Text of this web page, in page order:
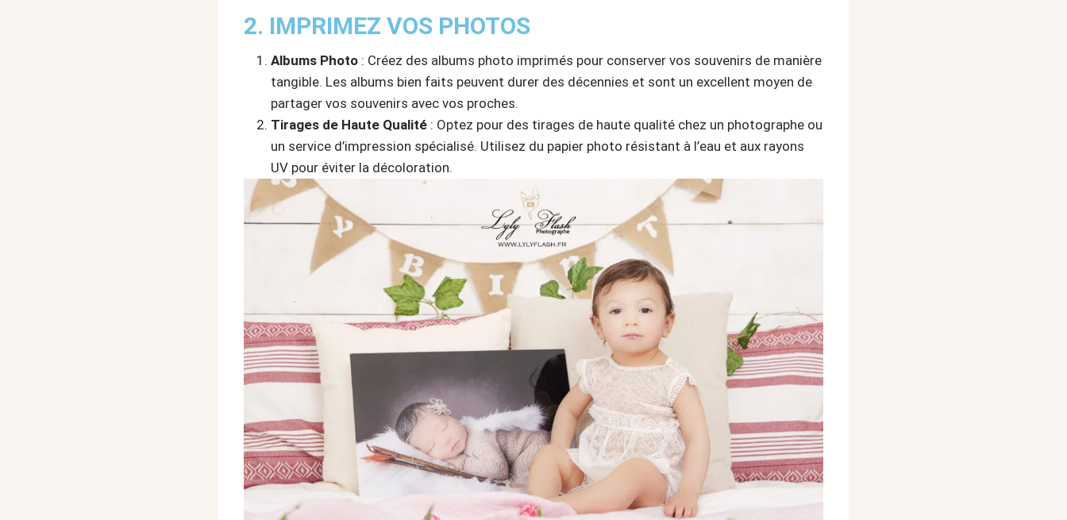
2. IMPRIMEZ VOS PHOTOS
Albums Photo : Créez des albums photo imprimés pour conserver vos souvenirs de manière
tangible. Les albums bien faits peuvent durer des décennies et sont un excellent moyen de
partager vos souvenirs avec vos proches.
Tirages de Haute Qualité : Optez pour des tirages de haute qualité chez un photographe ou
un service d’impression spécialisé. Utilisez du papier photo résistant à l’eau et aux rayons
UV pour éviter la décoloration.